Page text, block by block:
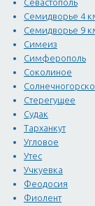
Севастополь
Семидворье 4
Семидворье 9
Симеиз
Симферополь
Соколиное
Стерегущее
Судак
Тарханкут
Угловое
Утес
Учкуевка
Феодосия
Фиолент